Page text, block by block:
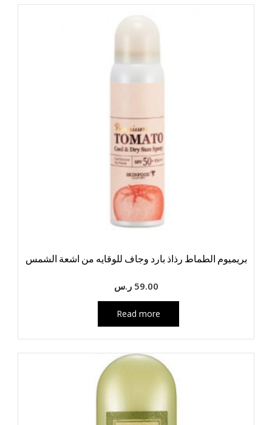
بريميوم الطماط رذاذ بارد وجاف للوقايه من اشعة الشمس
59.00 ر.س
Read more